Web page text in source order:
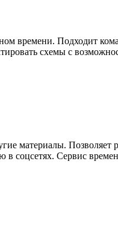
времени. Подходит
схемы с
материалы.
соцсетях. Сервис